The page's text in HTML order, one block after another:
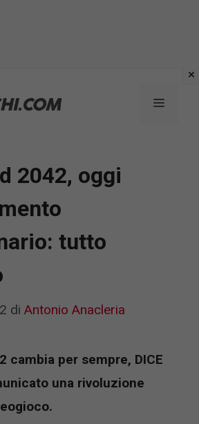
Menu
2042, oggi
tutto
di Antonio Anacleria
cambia per sempre, DICE
una rivoluzione